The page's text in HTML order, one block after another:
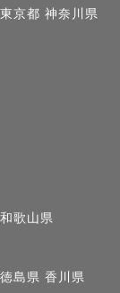
見える角度
最大限に引き
東京都 神奈川県
和歌山県
徳島県 香川県